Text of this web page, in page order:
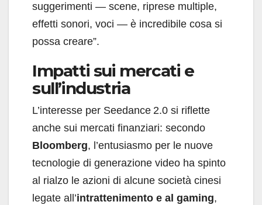
suggerimenti — scene, riprese multiple,
effetti sonori, voci — è incredibile cosa si
possa creare”.
Impatti sui mercati e
sull’industria
L’interesse per Seedance 2.0 si riflette
anche sui mercati finanziari: secondo
Bloomberg, l’entusiasmo per le nuove
tecnologie di generazione video ha spinto
al rialzo le azioni di alcune società cinesi
legate all’intrattenimento e al gaming,